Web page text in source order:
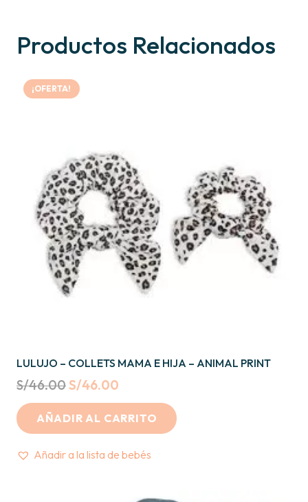
Productos Relacionados
¡OFERTA!
LULUJO – COLLETS MAMA E HIJA – ANIMAL PRINT
S/46.00Original
price
was:
S/46.00.
S/46.00
price
is:
S/46.00.
AÑADIR AL CARRITO
Añadir a la lista de bebés